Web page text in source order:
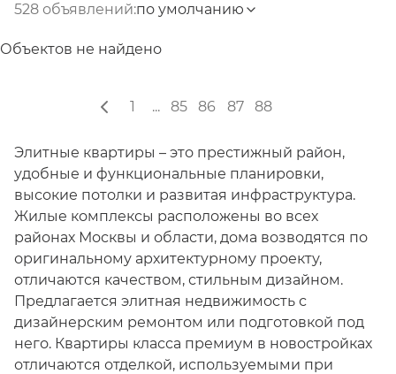
528 объявлений:по умолчанию
Объектов не найдено
1 ... 85 86 87 88
Элитные квартиры – это престижный район,
удобные и функциональные планировки,
высокие потолки и развитая инфраструктура.
Жилые комплексы расположены во всех
районах Москвы и области, дома возводятся по
оригинальному архитектурному проекту,
отличаются качеством, стильным дизайном.
Предлагается элитная недвижимость с
дизайнерским ремонтом или подготовкой под
него. Квартиры класса премиум в новостройках
отличаются отделкой, используемыми при